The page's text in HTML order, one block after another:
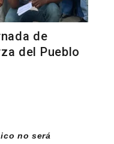
de
del Pueblo
no será